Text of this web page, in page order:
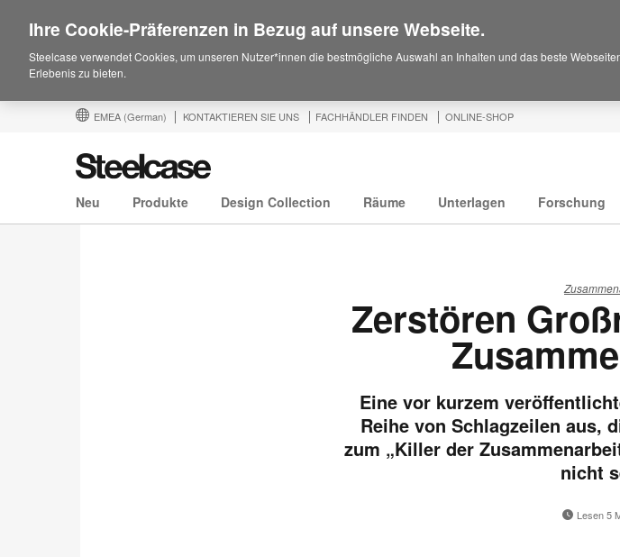
EMEA (German) KONTAKTIEREN SIE UNS FACHHÄNDLER FINDEN ONLINE-SHOP
Neu Produkte Design Collection Räume Unterlagen Forschung
Zerstören
Eine vor kurzem
Reihe von Schlagzeilen aus,
zum „Killer der
nicht
Lesen 5
Ihre Cookie-Präferenzen in Bezug auf unsere Webseite.
Steelcase verwendet Cookies, um unseren Nutzer*innen die bestmögliche Auswahl an Inhalten und das beste
Erlebenis zu bieten.